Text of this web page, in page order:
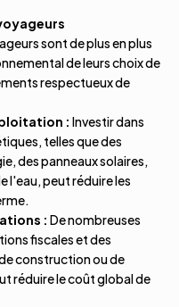
sont de plus en plus
de leurs choix de
respectueux de
: Investir dans
telles que des
des panneaux solaires,
l'eau, peut réduire les
: De nombreuses
fiscales et des
construction ou de
réduire le coût global de